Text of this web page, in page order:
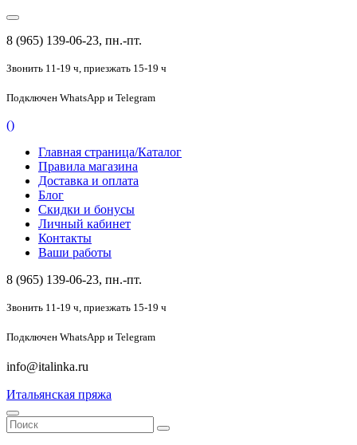
8 (965) 139-06-23, пн.-пт.
Звонить 11-19 ч, приезжать 15-19 ч
Подключен WhatsApp и Telegram
()
Главная страница/Каталог
Правила магазина
Доставка и оплата
Блог
Скидки и бонусы
Личный кабинет
Контакты
Ваши работы
8 (965) 139-06-23, пн.-пт.
Звонить 11-19 ч, приезжать 15-19 ч
Подключен WhatsApp и Telegram
info@italinka.ru
Итальянская пряжа